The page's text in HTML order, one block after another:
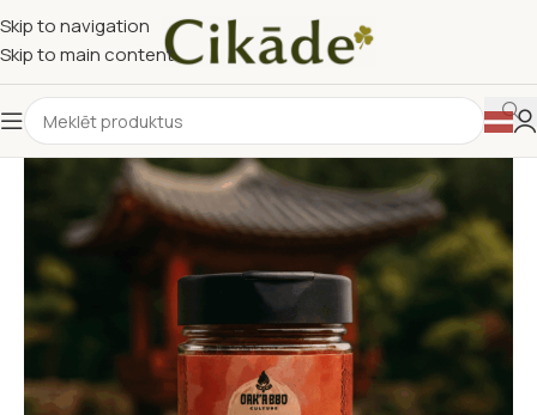
Skip to navigation
Skip to main content